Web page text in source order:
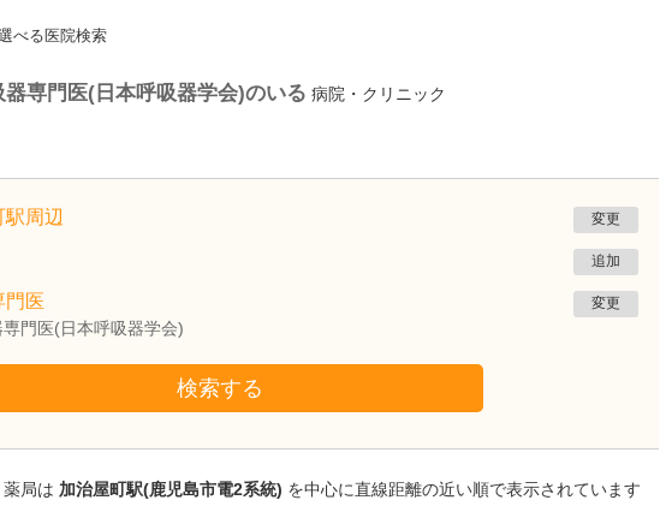
べる医院検索
専門医(日本呼吸器学会)のいる 病院・クリニック
駅周辺 変更
追加
門医
門医(日本呼吸器学会)
変更
検索する
局は 加治屋町駅(鹿児島市電2系統) を中心に直線距離の近い順で表示されています
冨永内科
冨永 裕一院長取材記事